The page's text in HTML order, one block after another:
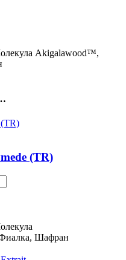
Akigalawood™,
(TR)
Шафран